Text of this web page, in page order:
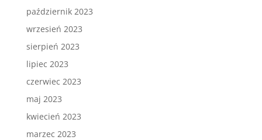
październik 2023
wrzesień 2023
sierpień 2023
lipiec 2023
czerwiec 2023
maj 2023
kwiecień 2023
marzec 2023